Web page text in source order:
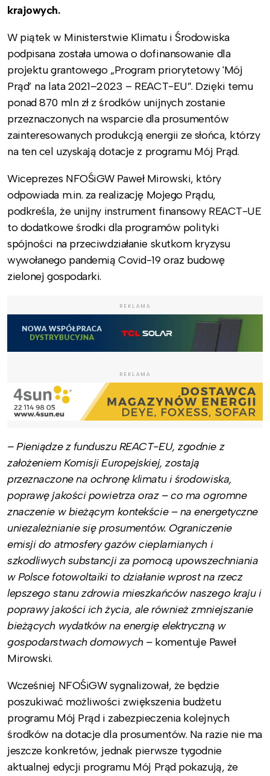
krajowych.
W piątek w Ministerstwie Klimatu i Środowiska
podpisana została umowa o dofinansowanie dla
projektu grantowego „Program priorytetowy 'Mój
Prąd’ na lata 2021–2023 – REACT-EU”. Dzięki temu
ponad 870 mln zł z środków unijnych zostanie
przeznaczonych na wsparcie dla prosumentów
zainteresowanych produkcją energii ze słońca, którzy
na ten cel uzyskają dotacje z programu Mój Prąd.
Wiceprezes NFOŚiGW Paweł Mirowski, który
odpowiada m.in. za realizację Mojego Prądu,
podkreśla, że unijny instrument finansowy REACT-UE
to dodatkowe środki dla programów polityki
spójności na przeciwdziałanie skutkom kryzysu
wywołanego pandemią Covid-19 oraz budowę
zielonej gospodarki.
REKLAMA
REKLAMA
– Pieniądze z funduszu REACT-EU, zgodnie z
założeniem Komisji Europejskiej, zostają
przeznaczone na ochronę klimatu i środowiska,
poprawę jakości powietrza oraz – co ma ogromne
znaczenie w bieżącym kontekście – na energetyczne
uniezależnianie się prosumentów. Ograniczenie
emisji do atmosfery gazów cieplarnianych i
szkodliwych substancji za pomocą upowszechniania
w Polsce fotowoltaiki to działanie wprost na rzecz
lepszego stanu zdrowia mieszkańców naszego kraju i
poprawy jakości ich życia, ale również zmniejszanie
bieżących wydatków na energię elektryczną w
gospodarstwach domowych –komentuje Paweł
Mirowski.
Wcześniej NFOŚiGW sygnalizował, że będzie
poszukiwać możliwości zwiększenia budżetu
programu Mój Prąd i zabezpieczenia kolejnych
środków na dotacje dla prosumentów. Na razie nie ma
jeszcze konkretów, jednak pierwsze tygodnie
aktualnej edycji programu Mój Prąd pokazują, że